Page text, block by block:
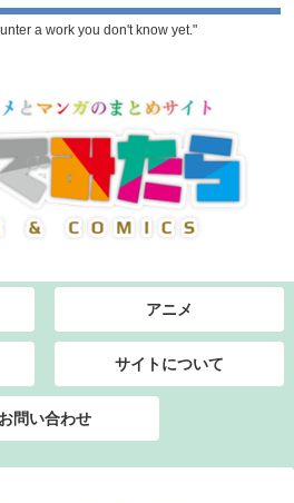
a work you don't know yet."
アニメ
サイトについて
お問い合わせ